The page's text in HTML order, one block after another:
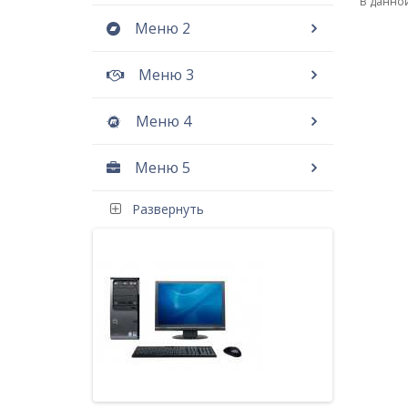
Меню 2
Меню 3
Меню 4
Меню 5
Развернуть